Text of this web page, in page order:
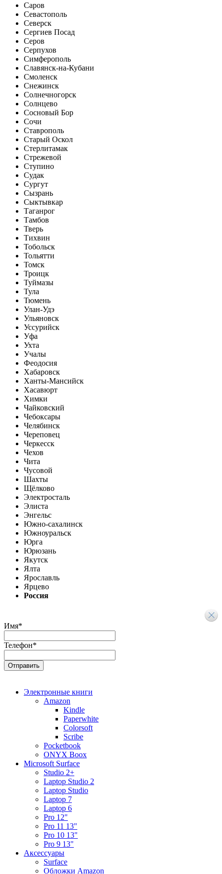
Саров
Севастополь
Северск
Сергиев Посад
Серов
Серпухов
Симферополь
Славянск-на-Кубани
Смоленск
Снежинск
Солнечногорск
Солнцево
Сосновый Бор
Сочи
Ставрополь
Старый Оскол
Стерлитамак
Стрежевой
Ступино
Судак
Сургут
Сызрань
Сыктывкар
Таганрог
Тамбов
Тверь
Тихвин
Тобольск
Тольятти
Томск
Троицк
Туймазы
Тула
Тюмень
Улан-Удэ
Ульяновск
Уссурийск
Уфа
Ухта
Учалы
Феодосия
Хабаровск
Ханты-Мансийск
Хасавюрт
Химки
Чайковский
Чебоксары
Челябинск
Череповец
Черкесск
Чехов
Чита
Чусовой
Шахты
Щёлково
Электросталь
Элиста
Энгельс
Южно-сахалинск
Южноуральск
Юрга
Юрюзань
Якутск
Ялта
Ярославль
Ярцево
Россия
Имя*
Телефон*
Электронные книги
Amazon
Kindle
Paperwhite
Colorsoft
Scribe
Pocketbook
ONYX Boox
Microsoft Surface
Studio 2+
Laptop Studio 2
Laptop Studio
Laptop 7
Laptop 6
Pro 12"
Pro 11 13"
Pro 10 13"
Pro 9 13"
Аксессуары
Surface
Обложки Amazon